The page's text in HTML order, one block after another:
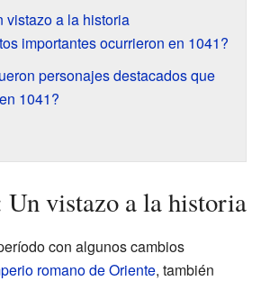
vistazo a la historia
importantes ocurrieron en 1041?
personajes destacados que
1041?
Un vistazo a la historia
con algunos cambios
romano de Oriente, también